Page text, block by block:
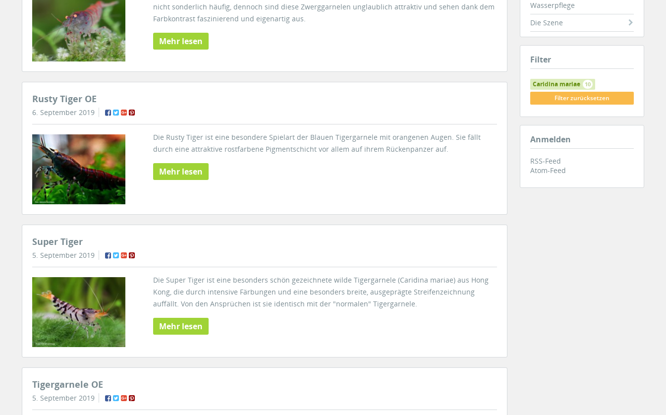
Wasserpflege
Die Szene
Filter
Caridina mariae 10
Filter zurücksetzen
Anmelden
RSS-Feed
Atom-Feed
nicht sonderlich häufig, dennoch sind diese Zwerggarnelen unglaublich attraktiv und sehen dank dem
Farbkontrast faszinierend und eigenartig aus.
Mehr lesen
Rusty Tiger OE
6. September 2019
Die Rusty Tiger ist eine besondere Spielart der Blauen Tigergarnele mit orangenen Augen. Sie fällt
durch eine attraktive rostfarbene Pigmentschicht vor allem auf ihrem Rückenpanzer auf.
Mehr lesen
Super Tiger
5. September 2019
Die Super Tiger ist eine besonders schön gezeichnete wilde Tigergarnele (Caridina mariae) aus Hong
Kong, die durch intensive Färbungen und eine besonders breite, ausgeprägte Streifenzeichnung
auffällt. Von den Ansprüchen ist sie identisch mit der "normalen" Tigergarnele.
Mehr lesen
Tigergarnele OE
5. September 2019